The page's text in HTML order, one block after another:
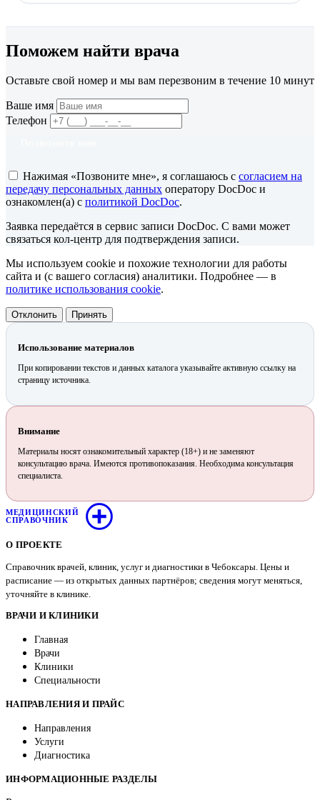
Поможем найти врача
Оставьте свой номер и мы вам перезвоним в течение 10 минут
Ваше имя
Телефон
Нажимая «Позвоните мне», я соглашаюсь с согласием на
передачу персональных данных оператору DocDoc и
ознакомлен(а) с политикой DocDoc.
Заявка передаётся в сервис записи DocDoc. С вами может
связаться кол-центр для подтверждения записи.
Мы используем cookie и похожие технологии для работы
сайта и (с вашего согласия) аналитики. Подробнее — в
политике использования cookie.
Отклонить Принять
Использование материалов
При копировании текстов и данных каталога указывайте активную ссылку на
страницу источника.
Внимание
Материалы носят ознакомительный характер (18+) и не заменяют
консультацию врача. Имеются противопоказания. Необходима консультация
специалиста.
МЕДИЦИНСКИЙ
СПРАВОЧНИК
О ПРОЕКТЕ
Справочник врачей, клиник, услуг и диагностики в Чебоксары. Цены и
расписание — из открытых данных партнёров; сведения могут меняться,
уточняйте в клинике.
ВРАЧИ И КЛИНИКИ
Главная
Врачи
Клиники
Специальности
НАПРАВЛЕНИЯ И ПРАЙС
Направления
Услуги
Диагностика
ИНФОРМАЦИОННЫЕ РАЗДЕЛЫ